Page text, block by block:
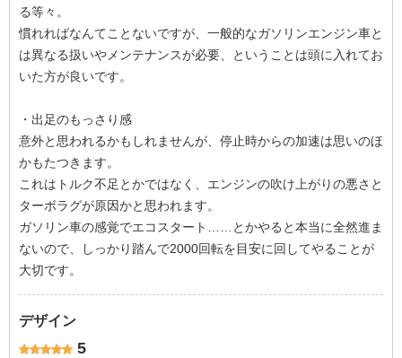
る等々。
慣れればなんてことないですが、一般的なガソリンエンジン車と
は異なる扱いやメンテナンスが必要、ということは頭に入れてお
いた方が良いです。
・出足のもっさり感
意外と思われるかもしれませんが、停止時からの加速は思いのほ
かもたつきます。
これはトルク不足とかではなく、エンジンの吹け上がりの悪さと
ターボラグが原因かと思われます。
ガソリン車の感覚でエコスタート……とかやると本当に全然進ま
ないので、しっかり踏んで2000回転を目安に回してやることが
大切です。
デザイン
5